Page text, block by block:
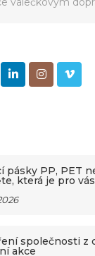
  
pásky PP, PET
která je pro
společnosti z
akce